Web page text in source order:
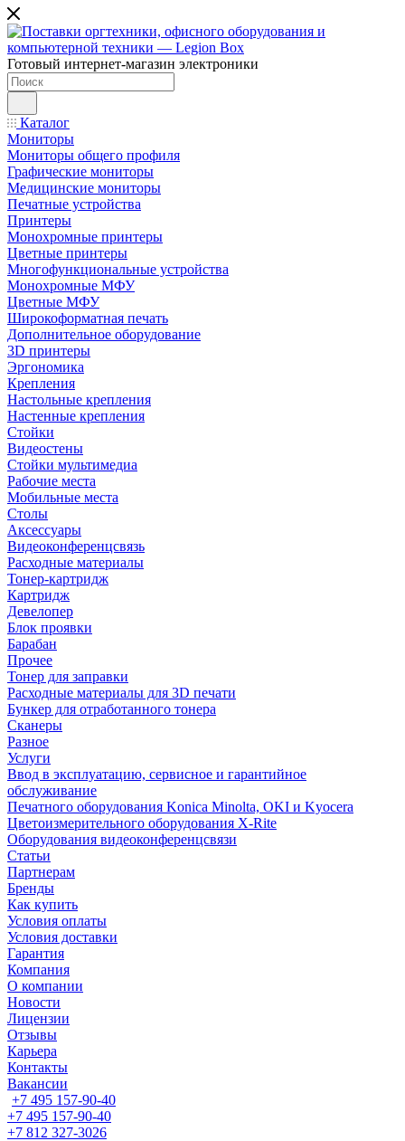
Готовый интернет-магазин электроники
Каталог
Мониторы
Мониторы общего профиля
Графические мониторы
Медицинские мониторы
Печатные устройства
Принтеры
Моноxромныe принтеры
Цвeтныe принтеры
Многофункциональные устройства
Монохромные МФУ
Цветные МФУ
Широкоформатная печать
Дополнительное оборудование
3D принтеры
Эргономика
Крепления
Настольные крепления
Настенные крепления
Стойки
Видеостены
Стойки мультимедиа
Рабочие места
Мобильные места
Столы
Аксессуары
Видеоконференцсвязь
Расходные материалы
Тонер-картридж
Картридж
Девелопер
Блок проявки
Барабан
Прочее
Тонер для заправки
Расходные материалы для 3D печати
Бункер для отработанного тонера
Сканеры
Разное
Услуги
Ввод в эксплуатацию, сервисное и гарантийное
обслуживание
Печатного оборудования Konica Minolta, OKI и Kyocera
Цветоизмерительного оборудования X-Rite
Оборудования видеоконференцсвязи
Статьи
Партнерам
Бренды
Как купить
Условия оплаты
Условия доставки
Гарантия
Компания
О компании
Новости
Лицензии
Отзывы
Карьера
Контакты
Вакансии
+7 495 157-90-40
+7 495 157-90-40
+7 812 327-3026